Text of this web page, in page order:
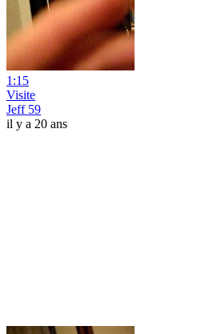
1:15
Visite
Jeff 59
il y a 20 ans